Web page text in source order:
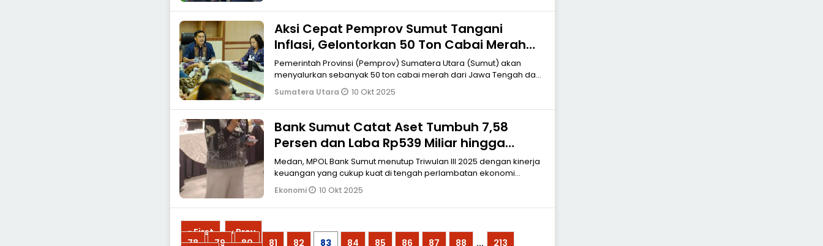
Aksi Cepat Pemprov Sumut Tangani
Inflasi, Gelontorkan 50 Ton Cabai Merah
dari Jawa
Pemerintah Provinsi (Pemprov) Sumatera Utara (Sumut) akan
menyalurkan sebanyak 50 ton cabai merah dari Jawa Tengah dan
Jawa Timur dalam
Sumatera Utara 10 Okt 2025
Bank Sumut Catat Aset Tumbuh 7,58
Persen dan Laba Rp539 Miliar hingga
September 2025
Medan, MPOL Bank Sumut menutup Triwulan III 2025 dengan kinerja
keuangan yang cukup kuat di tengah perlambatan ekonomi
nasional. Hingga akh
Ekonomi 10 Okt 2025
« First ‹ Prev
...
78
79 80 81 82 83 84 85 86 87 88 ... 213